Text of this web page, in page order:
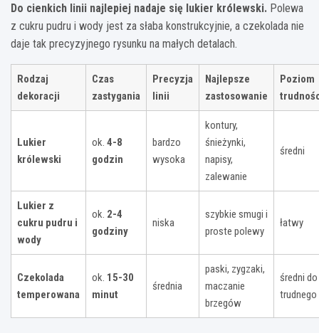
Do cienkich linii najlepiej nadaje się lukier królewski. Polewa
z cukru pudru i wody jest za słaba konstrukcyjnie, a czekolada nie
daje tak precyzyjnego rysunku na małych detalach.
Rodzaj
dekoracji
Czas
zastygania
Precyzja
linii
Najlepsze
zastosowanie
Poziom
Lukier
królewski
ok. 4-8
godzin
bardzo
wysoka
kontury,
śnieżynki,
napisy,
zalewanie
średni
Lukier z
cukru pudru i
wody
ok. 2-4
godziny
niska
szybkie smugi i
proste polewy
łatwy
Czekolada
temperowana
ok. 15-30
minut
średnia
paski, zygzaki,
maczanie
brzegów
średni do
trudnego